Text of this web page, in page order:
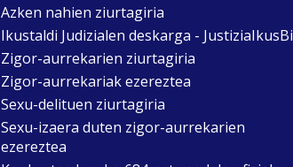
Azken nahien ziurtagiria
Ikustaldi Judizialen deskarga - JustiziaIkusBi
Zigor-aurrekarien ziurtagiria
Zigor-aurrekariak ezereztea
Sexu-delituen ziurtagiria
Sexu-izaera duten zigor-aurrekarien
ezereztea